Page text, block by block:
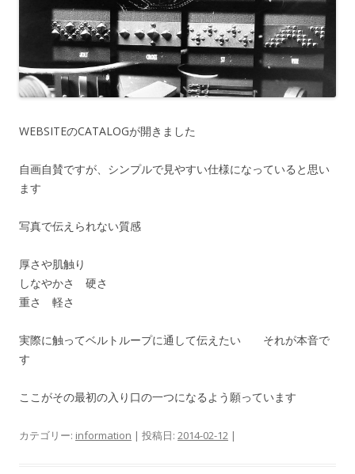
WEBSITEのCATALOGが開きました
自画自賛ですが、シンプルで見やすい仕様になっていると思い
ます
写真で伝えられない質感
厚さや肌触り
しなやかさ 硬さ
重さ 軽さ
実際に触ってベルトループに通して伝えたい それが本音で
す
ここがその最初の入り口の一つになるよう願っています
カテゴリー: information | 投稿日: 2014-02-12 |